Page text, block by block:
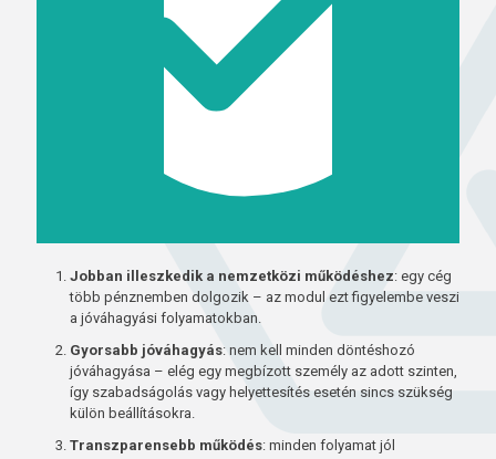
Jobban illeszkedik a nemzetközi működéshez: egy cég
több pénznemben dolgozik – az modul ezt figyelembe veszi
a jóváhagyási folyamatokban.
Gyorsabb jóváhagyás: nem kell minden döntéshozó
jóváhagyása – elég egy megbízott személy az adott szinten,
így szabadságolás vagy helyettesítés esetén sincs szükség
külön beállításokra.
Transzparensebb működés: minden folyamat jól